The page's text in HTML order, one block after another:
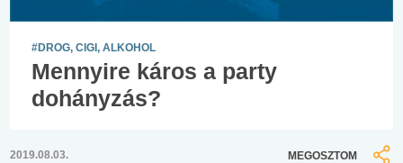
#DROG, CIGI, ALKOHOL
Mennyire káros a party
dohányzás?
2019.08.03.
MEGOSZTOM